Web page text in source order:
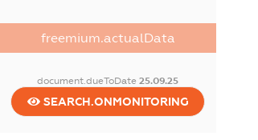
freemium.actualData
document.dueToDate25.09.25
SEARCH.ONMONITORING